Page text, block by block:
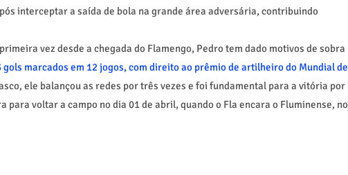
interceptar a saída de bola na grande área adversária, contribuindo
vez desde a chegada do Flamengo, Pedro tem dado motivos de sobra
gols marcados em 12 jogos, com direito ao prêmio de artilheiro do Mundial de
ele balançou as redes por três vezes e foi fundamental para a vitória por
para voltar a campo no dia 01 de abril, quando o Fla encara o Fluminense, no